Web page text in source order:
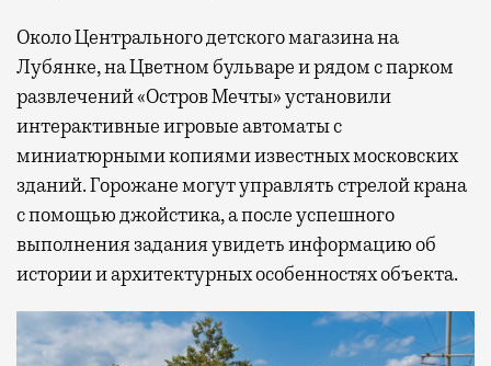
Около Центрального детского магазина на
Лубянке, на Цветном бульваре и рядом с парком
развлечений «Остров Мечты» установили
интерактивные игровые автоматы с
миниатюрными копиями известных московских
зданий. Горожане могут управлять стрелой крана
с помощью джойстика, а после успешного
выполнения задания увидеть информацию об
истории и архитектурных особенностях объекта.